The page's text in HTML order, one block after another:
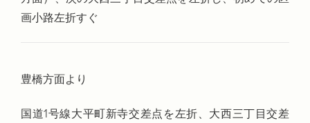
画小路左折すぐ
豊橋方面より
国道1号線大平町新寺交差点を左折、大西三丁目交差